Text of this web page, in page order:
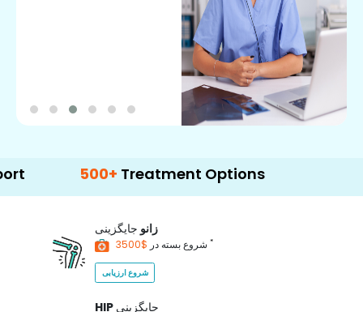
500+ Treatment Options
زانو جایگزینی
شروع بسته در *
شروع ارزیابی
HIP جایگزینی